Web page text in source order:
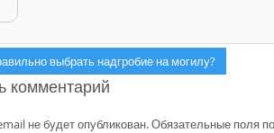
выбрать надгробие на могилу?
комментарий
не будет опубликован.Обязательные поля